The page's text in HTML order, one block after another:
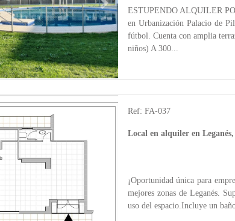
Next
ESTUPENDO ALQUILER
en Urbanización Palacio de
fútbol. Cuenta con amplia
niños) A 300...
Ref: FA-037
Local en alquiler en
¡Oportunidad única para
mejores zonas de Leganés.
uso del espacio.Incluye un